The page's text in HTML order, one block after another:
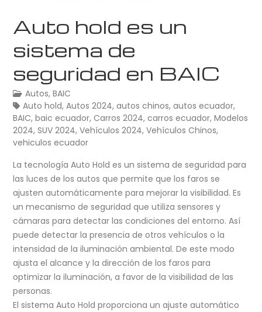
Auto hold es un
sistema de
seguridad en BAIC
Autos,BAIC
Auto hold,Autos 2024,autos chinos,autos ecuador,
BAIC,baic ecuador,Carros 2024,carros ecuador,Modelos
2024,SUV 2024,Vehículos 2024,Vehículos Chinos,
vehiculos ecuador
La tecnología Auto Hold es un sistema de seguridad para
las luces de los autos que permite que los faros se
ajusten automáticamente para mejorar la visibilidad. Es
un mecanismo de seguridad que utiliza sensores y
cámaras para detectar las condiciones del entorno. Así
puede detectar la presencia de otros vehículos o la
intensidad de la iluminación ambiental. De este modo
ajusta el alcance y la dirección de los faros para
optimizar la iluminación, a favor de la visibilidad de las
personas.
El sistema Auto Hold proporciona un ajuste automático